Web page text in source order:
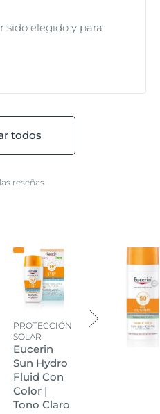
sido elegido y para
todos
reseñas
PROTECCIÓN
SOLAR
Eucerin
Sun Hydro
Fluid Con
Color |
Tono Claro